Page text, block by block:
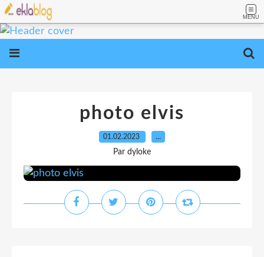
MENU
photo elvis
01.02.2023 …
Par dyloke